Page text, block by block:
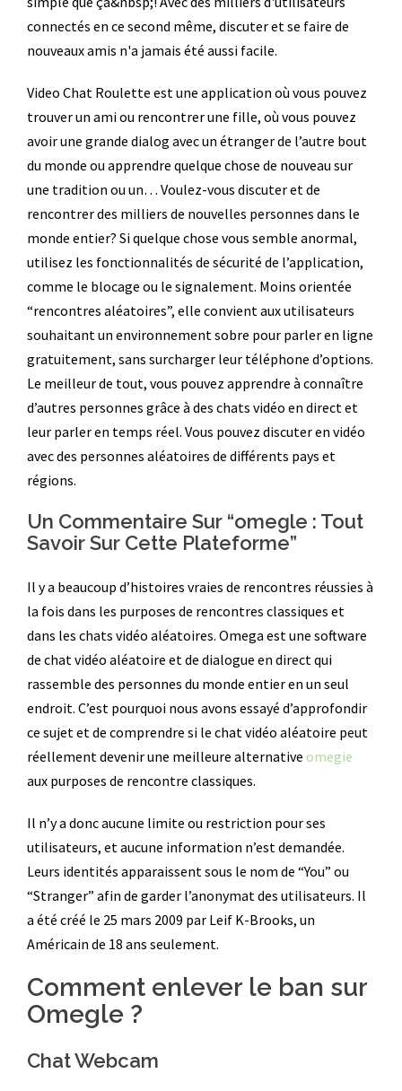
connectés en ce second même, discuter et se faire de
nouveaux amis n'a jamais été aussi facile.
Video Chat Roulette est une application où vous pouvez
trouver un ami ou rencontrer une fille, où vous pouvez
avoir une grande dialog avec un étranger de l’autre bout
du monde ou apprendre quelque chose de nouveau sur
une tradition ou un… Voulez-vous discuter et de
rencontrer des milliers de nouvelles personnes dans le
monde entier? Si quelque chose vous semble anormal,
utilisez les fonctionnalités de sécurité de l’application,
comme le blocage ou le signalement. Moins orientée
“rencontres aléatoires”, elle convient aux utilisateurs
souhaitant un environnement sobre pour parler en ligne
gratuitement, sans surcharger leur téléphone d’options.
Le meilleur de tout, vous pouvez apprendre à connaître
d’autres personnes grâce à des chats vidéo en direct et
leur parler en temps réel. Vous pouvez discuter en vidéo
avec des personnes aléatoires de différents pays et
régions.
Un Commentaire Sur “omegle : Tout
Savoir Sur Cette Plateforme”
Il y a beaucoup d’histoires vraies de rencontres réussies à
la fois dans les purposes de rencontres classiques et
dans les chats vidéo aléatoires. Omega est une software
de chat vidéo aléatoire et de dialogue en direct qui
rassemble des personnes du monde entier en un seul
endroit. C’est pourquoi nous avons essayé d’approfondir
ce sujet et de comprendre si le chat vidéo aléatoire peut
réellement devenir une meilleure alternative omegie
aux purposes de rencontre classiques.
Il n’y a donc aucune limite ou restriction pour ses
utilisateurs, et aucune information n’est demandée.
Leurs identités apparaissent sous le nom de “You” ou
“Stranger” afin de garder l’anonymat des utilisateurs. Il
a été créé le 25 mars 2009 par Leif K-Brooks, un
Américain de 18 ans seulement.
Comment enlever le ban sur
Omegle ?
Chat Webcam